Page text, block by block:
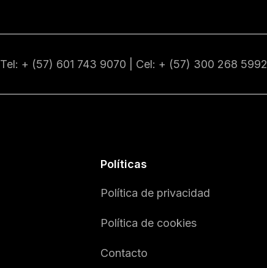
Tel: + (57) 601 743 9070 | Cel: + (57) 300 268 5992
Políticas
Política de privacidad
Política de cookies
Contacto